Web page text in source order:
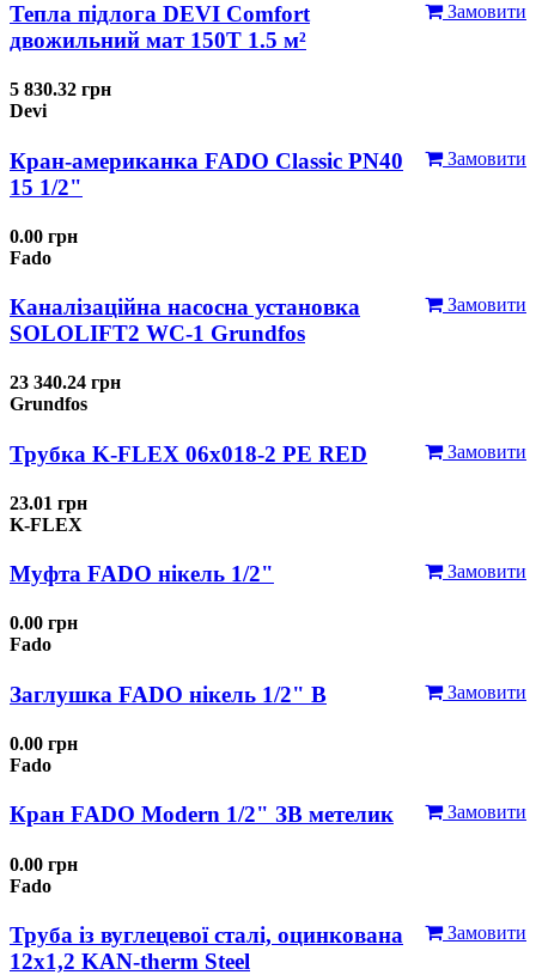
Замовити
Тепла підлога DEVI Comfort
двожильний мат 150T 1.5 м²
5 830.32 грн
Devi
Замовити
Кран-американка FADO Classic PN40
15 1/2"
0.00 грн
Fado
Замовити
Каналізаційна насосна установка
SOLOLIFT2 WC-1 Grundfos
23 340.24 грн
Grundfos
Замовити
Трубка K-FLEX 06x018-2 РЕ RED
23.01 грн
K-FLEX
Замовити
Муфта FADO нікель 1/2"
0.00 грн
Fado
Замовити
Заглушка FADO нікель 1/2" В
0.00 грн
Fado
Замовити
Кран FADO Modern 1/2" ЗВ метелик
0.00 грн
Fado
Замовити
Труба із вуглецевої сталі, оцинкована
12x1,2 KAN-therm Steel